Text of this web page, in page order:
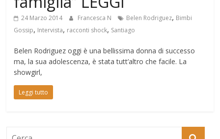
24 Marzo 2014 Francesca N Belen Rodriguez, Bimbi
Gossip, Intervista, racconti shock, Santiago
Belen Rodriguez oggi è una bellissima donna di successo
ma, la sua adolescenza, è stata tutt’altro che facile. La
showgirl,
Leggi tutto